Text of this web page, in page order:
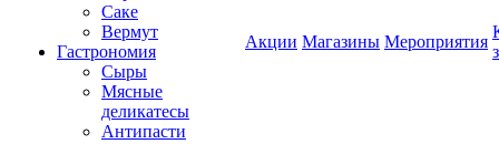
Саке
Вермут
Гастрономия
Сыры
Мясные
деликатесы
Антипасти
Акции Магазины Мероприятия